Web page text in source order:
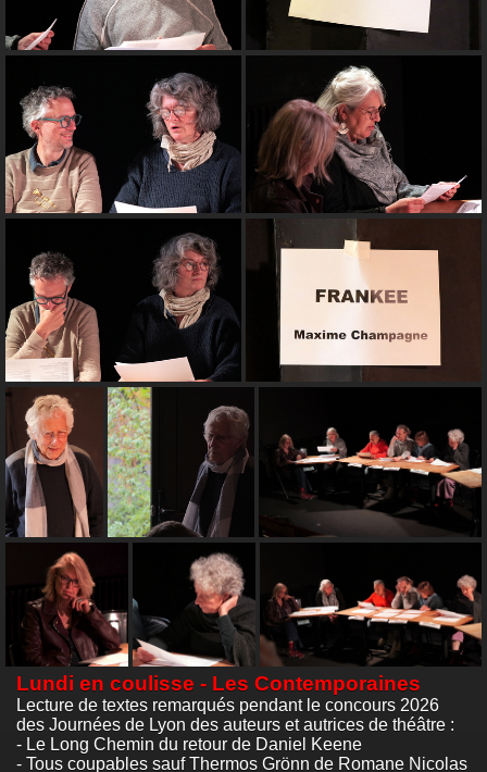
Lundi en coulisse - Les Contemporaines
Lecture de textes remarqués pendant le concours 2026
des Journées de Lyon des auteurs et autrices de théâtre :
- Le Long Chemin du retour de Daniel Keene
- Tous coupables sauf Thermos Grönn de Romane Nicolas